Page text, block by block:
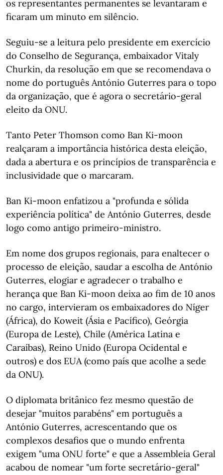
os representantes permanentes se levantaram e
ficaram um minuto em silêncio.
Seguiu-se a leitura pelo presidente em exercício
do Conselho de Segurança, embaixador Vitaly
Churkin, da resolução em que se recomendava o
nome do português António Guterres para o topo
da organização, que é agora o secretário-geral
eleito da ONU.
Tanto Peter Thomson como Ban Ki-moon
realçaram a importância histórica desta eleição,
dada a abertura e os princípios de transparência e
inclusividade que o marcaram.
Ban Ki-moon enfatizou a "profunda e sólida
experiência política" de António Guterres, desde
logo como antigo primeiro-ministro.
Em nome dos grupos regionais, para enaltecer o
processo de eleição, saudar a escolha de António
Guterres, elogiar e agradecer o trabalho e
herança que Ban Ki-moon deixa ao fim de 10 anos
no cargo, intervieram os embaixadores do Níger
(África), do Koweit (Ásia e Pacífico), Geórgia
(Europa de Leste), Chile (América Latina e
Caraíbas), Reino Unido (Europa Ocidental e
outros) e dos EUA (como país que acolhe a sede
da ONU).
O diplomata britânico fez mesmo questão de
desejar "muitos parabéns" em português a
António Guterres, acrescentando que os
complexos desafios que o mundo enfrenta
exigem "uma ONU forte" e que a Assembleia Geral
acabou de nomear "um forte secretário-geral"